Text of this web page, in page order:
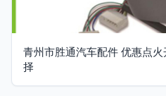
青州市胜通汽车配件 优惠点
择